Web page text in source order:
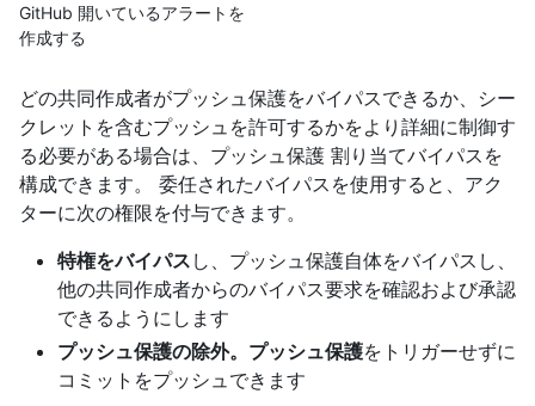
GitHub 開いているアラートを
作成する
どの共同作成者がプッシュ保護をバイパスできるか、シー
クレットを含むプッシュを許可するかをより詳細に制御す
る必要がある場合は、プッシュ保護 割り当てバイパスを
構成できます。 委任されたバイパスを使用すると、アク
ターに次の権限を付与できます。
特権をバイパス し、プッシュ保護自体をバイパスし、
他の共同作成者からのバイパス要求を確認および承認
できるようにします
プッシュ保護の除外。プッシュ保護をトリガーせずに
コミットをプッシュできます